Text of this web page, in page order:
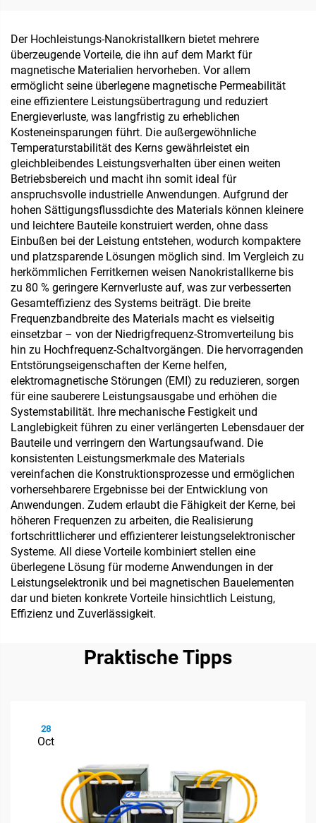
für 110 V Eingang und 380
V Ausgang
Der Hochleistungs-Nanokristallkern bietet mehrere
überzeugende Vorteile, die ihn auf dem Markt für
magnetische Materialien hervorheben. Vor allem
ermöglicht seine überlegene magnetische Permeabilität
eine effizientere Leistungsübertragung und reduziert
Energieverluste, was langfristig zu erheblichen
Kosteneinsparungen führt. Die außergewöhnliche
Temperaturstabilität des Kerns gewährleistet ein
gleichbleibendes Leistungsverhalten über einen weiten
Betriebsbereich und macht ihn somit ideal für
anspruchsvolle industrielle Anwendungen. Aufgrund der
hohen Sättigungsflussdichte des Materials können kleinere
und leichtere Bauteile konstruiert werden, ohne dass
Einbußen bei der Leistung entstehen, wodurch kompaktere
und platzsparende Lösungen möglich sind. Im Vergleich zu
herkömmlichen Ferritkernen weisen Nanokristallkerne bis
zu 80 % geringere Kernverluste auf, was zur verbesserten
Gesamteffizienz des Systems beiträgt. Die breite
Frequenzbandbreite des Materials macht es vielseitig
einsetzbar – von der Niedrigfrequenz-Stromverteilung bis
hin zu Hochfrequenz-Schaltvorgängen. Die hervorragenden
Entstörungseigenschaften der Kerne helfen,
elektromagnetische Störungen (EMI) zu reduzieren, sorgen
für eine sauberere Leistungsausgabe und erhöhen die
Systemstabilität. Ihre mechanische Festigkeit und
Langlebigkeit führen zu einer verlängerten Lebensdauer der
Bauteile und verringern den Wartungsaufwand. Die
konsistenten Leistungsmerkmale des Materials
vereinfachen die Konstruktionsprozesse und ermöglichen
vorhersehbarere Ergebnisse bei der Entwicklung von
Anwendungen. Zudem erlaubt die Fähigkeit der Kerne, bei
höheren Frequenzen zu arbeiten, die Realisierung
fortschrittlicherer und effizienterer leistungselektronischer
Systeme. All diese Vorteile kombiniert stellen eine
überlegene Lösung für moderne Anwendungen in der
Leistungselektronik und bei magnetischen Bauelementen
dar und bieten konkrete Vorteile hinsichtlich Leistung,
Effizienz und Zuverlässigkeit.
Praktische Tipps
28
Oct